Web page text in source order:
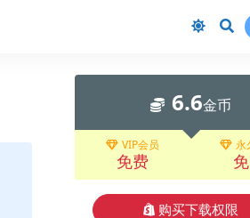
6.6金币
VIP会员
免费
永
购买下载权限